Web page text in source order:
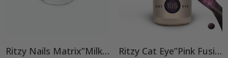
Ritzy Nails Matrix”Milky Rose” rakennegeeli, 04 9ml, Bottle builder gel Ritzy Cat Eye”Pink Fusion”195,geelilakka